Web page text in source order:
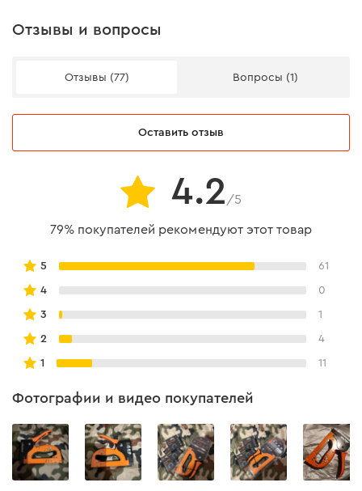
Эргономика и комфорт
● прочный металлический корпус;
● складная прорезиненная ручка;
Отзывы и вопросы
Отзывы (77) Вопросы (1)
Оставить отзыв
4.2 /5
79% покупателей рекомендуют этот товар
5 61
4 0
3 1
2 4
1 11
Фотографии и видео покупателей